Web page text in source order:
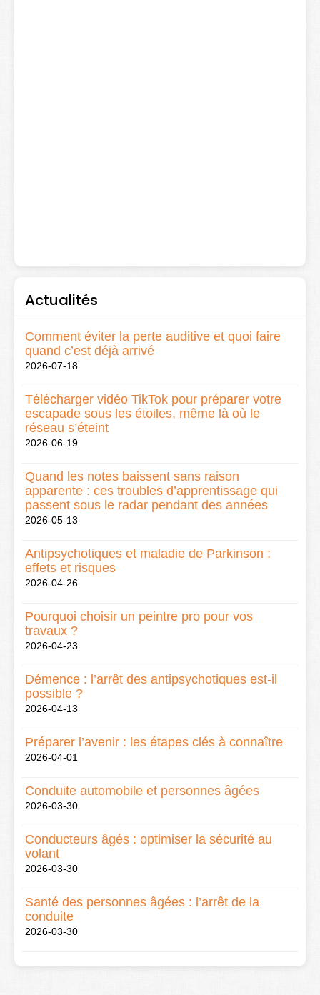
Actualités
Comment éviter la perte auditive et quoi faire
quand c’est déjà arrivé
2026-07-18
Télécharger vidéo TikTok pour préparer votre
escapade sous les étoiles, même là où le
réseau s’éteint
2026-06-19
Quand les notes baissent sans raison
apparente : ces troubles d’apprentissage qui
passent sous le radar pendant des années
2026-05-13
Antipsychotiques et maladie de Parkinson :
effets et risques
2026-04-26
Pourquoi choisir un peintre pro pour vos
travaux ?
2026-04-23
Démence : l’arrêt des antipsychotiques est-il
possible ?
2026-04-13
Préparer l’avenir : les étapes clés à connaître
2026-04-01
Conduite automobile et personnes âgées
2026-03-30
Conducteurs âgés : optimiser la sécurité au
volant
2026-03-30
Santé des personnes âgées : l’arrêt de la
conduite
2026-03-30